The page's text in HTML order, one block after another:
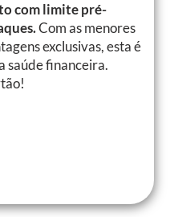
com limite pré-
Com as menores
exclusivas, esta é
saúde financeira.